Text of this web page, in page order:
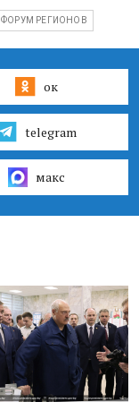
ФОРУМ РЕГИОНОВ
ок
telegram
макс